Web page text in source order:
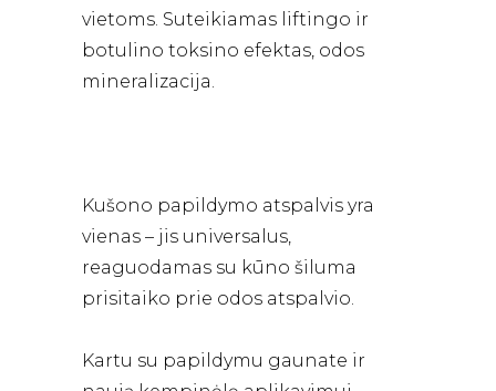
vietoms. Suteikiamas liftingo ir
botulino toksino efektas, odos
mineralizacija.
Kušono papildymo atspalvis yra
vienas – jis universalus,
reaguodamas su kūno šiluma
prisitaiko prie odos atspalvio.
Kartu su papildymu gaunate ir